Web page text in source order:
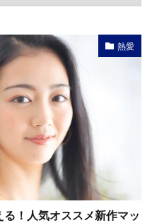
熱愛
！人気オススメ新作マッ